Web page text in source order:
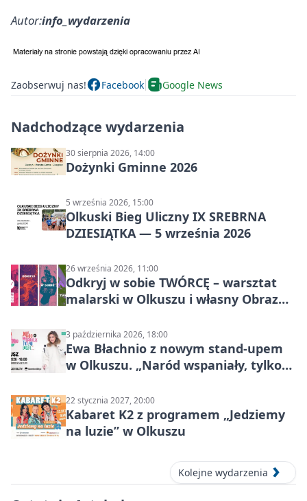
Autor:info_wydarzenia
Zaobserwuj nas! Facebook Google News
Nadchodzące wydarzenia
30 sierpnia 2026, 14:00
Dożynki Gminne 2026
5 września 2026, 15:00
Olkuski Bieg Uliczny IX SREBRNA
DZIESIĄTKA — 5 września 2026
26 września 2026, 11:00
Odkryj w sobie TWÓRCĘ – warsztat
malarski w Olkuszu i własny Obraz
3 października 2026, 18:00
Ewa Błachnio z nowym stand-upem
w Olkuszu. „Naród wspaniały, tylko
22 stycznia 2027, 20:00
Kabaret K2 z programem „Jedziemy
na luzie” w Olkuszu
Kolejne wydarzenia